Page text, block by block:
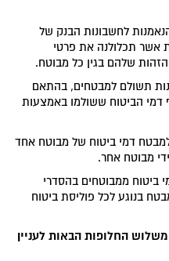
לחשבונות הבנק של
אשר תכלולנה את פרטי
שלהם בגין כל מבוטח.
תשולם למבטחים, בהתאם
הביטוח ששולמו באמצעות
למבטח דמי ביטוח של מבוטח אחד
מבוטח אחר.
ביטוח ממבוטחים בהסדרי
בנוגע לכל פוליסת ביטוח
החלופות הבאות לעניין